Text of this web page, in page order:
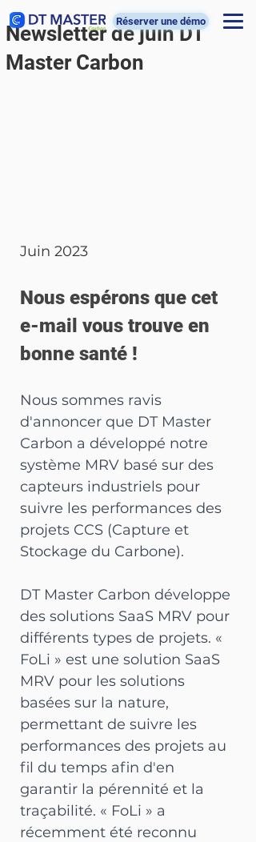
Réserver une démo
Newsletter de juin DT
Master Carbon
Juin 2023
Nous espérons que cet
e-mail vous trouve en
bonne santé !
Nous sommes ravis
d'annoncer que DT Master
Carbon a développé notre
système MRV basé sur des
capteurs industriels pour
suivre les performances des
projets CCS (Capture et
Stockage du Carbone).
DT Master Carbon développe
des solutions SaaS MRV pour
différents types de projets. «
FoLi » est une solution SaaS
MRV pour les solutions
basées sur la nature,
permettant de suivre les
performances des projets au
fil du temps afin d'en
garantir la pérennité et la
traçabilité. « FoLi » a
récemment été reconnu